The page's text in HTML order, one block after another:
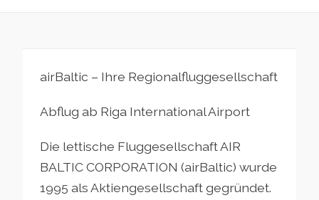
airBaltic – Ihre Regionalfluggesellschaft
Abflug ab Riga International Airport
Die lettische Fluggesellschaft AIR
BALTIC CORPORATION (airBaltic) wurde
1995 als Aktiengesellschaft gegründet.